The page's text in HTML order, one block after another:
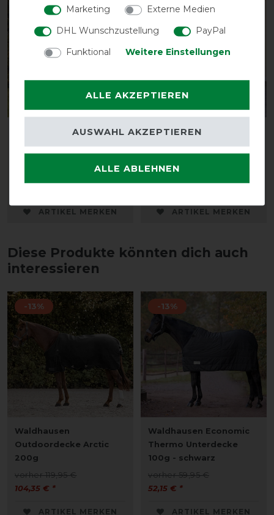
Outdoordecke Arctic
ARTIKEL MERKEN
-25%
Waldhausen
Outdoordecke Arctic
ARTIKEL MERKEN
Diese Produkte könnten dich auch
interessieren
-13%
Waldhausen
Outdoordecke Arctic
200g
vorher 119,95 €
104,35 € *
ARTIKEL MERKEN
-13%
Waldhausen Economic
Thermo Unterdecke
100g - schwarz
vorher 59,95 €
52,15 € *
ARTIKEL MERKEN
Marketing
Externe Medien
DHL Wunschzustellung
PayPal
Funktional
Weitere Einstellungen
ALLE AKZEPTIEREN
ALLE ABLEHNEN
AUSWAHL AKZEPTIEREN